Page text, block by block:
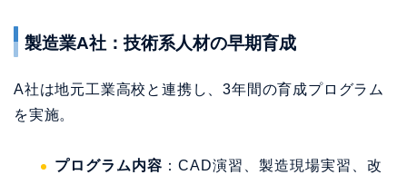
製造業A社：技術系人材の早期育成
A社は地元工業高校と連携し、3年間の育成プログラム
を実施。
プログラム内容 ：CAD演習、製造現場実習、改